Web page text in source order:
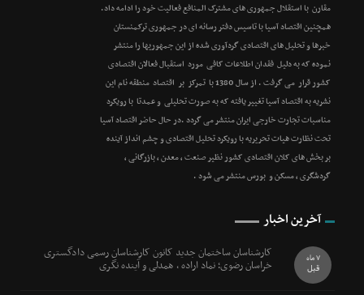
مقارن با استقلال جمهوری های مشترک المنافع فعالیت خود را ادامه داد.
همچنین اقتصاد آسیا با تاسیس دفتر رسانه ای در جمهوری ترکمنستان
خبرها و تحلیل های اقتصادی گردآوری شده از این جمهوریها را منتشر
نموده که به دلیل فقدان اطلاعات کافی مورد استقبال فعالان اقتصادی
کشور قرار می گرفت . از سال 1380 با تمرکز بر اقتصاد منطقه نام این
نشریه به اقتصاد آسیا تغییر یافته که به صورت تحلیلی و عمدتا با رویکرد
مناسبات تجارت خارجی ایران منتشر می گردد .در حال حاضر اقتصاد آسیا
تحت نظارت هیات تحریریه با رویکرد تحلیل اقتصادی و چشم انداز آینده
بر بخش های کلان اقتصادی کشور نظیر صنعت ، معدن ، بازرگانی ،
گردشگری ، مسکن و بورس منتشر می شود .
آخرین اخبار
کارشناسان ساختمان جدید کانون کارشناسان رسمی دادگستری
خراسان رضوی؛ نماد اراده ، همدلی و آینده نگری 7 ماه
قبل